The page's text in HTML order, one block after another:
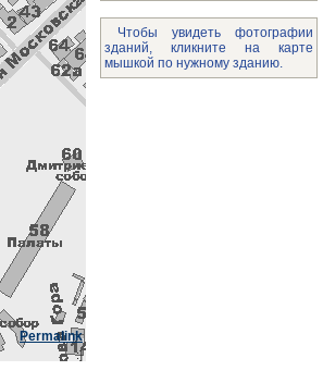
:]
Permalink
Чтобы увидеть фотографии
зданий, кликните на карте
мышкой по нужному зданию.